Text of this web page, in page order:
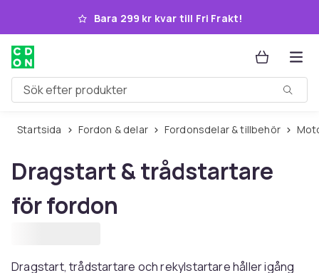
Hoppa till huvudinnehållet
Bara 299 kr kvar till Fri Frakt!
Sök efter produkter
Startsida Fordon & delar Fordonsdelar & tillbehör
Dragstart & trådstartare
för fordon
Dragstart, trådstartare och rekylstartare håller igång